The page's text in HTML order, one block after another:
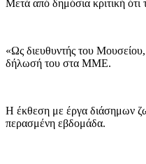
Μετά από δημόσια κριτική
«Ως διευθυντής του
δήλωσή του στα ΜΜΕ.
Η έκθεση με έργα διάσημων
περασμένη εβδομάδα.